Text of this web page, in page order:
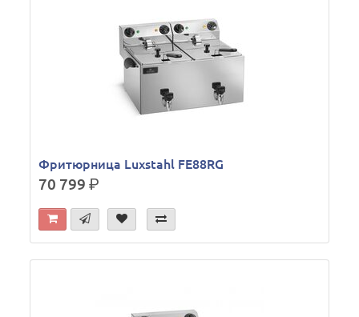
Фритюрница Luxstahl FE88RG
70 799р.